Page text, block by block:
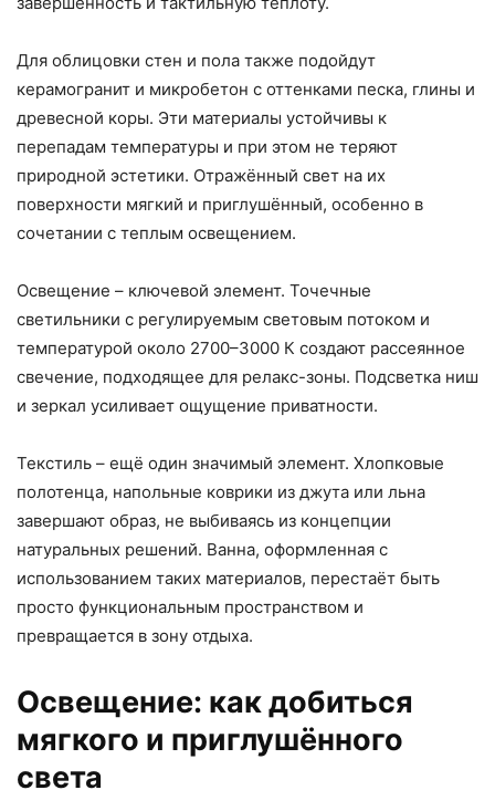
Для облицовки стен и пола также подойдут
керамогранит и микробетон с оттенками песка, глины и
древесной коры. Эти материалы устойчивы к
перепадам температуры и при этом не теряют
природной эстетики. Отражённый свет на их
поверхности мягкий и приглушённый, особенно в
сочетании с теплым освещением.
Освещение – ключевой элемент. Точечные
светильники с регулируемым световым потоком и
температурой около 2700–3000 К создают рассеянное
свечение, подходящее для релакс-зоны. Подсветка ниш
и зеркал усиливает ощущение приватности.
Текстиль – ещё один значимый элемент. Хлопковые
полотенца, напольные коврики из джута или льна
завершают образ, не выбиваясь из концепции
натуральных решений. Ванна, оформленная с
использованием таких материалов, перестаёт быть
просто функциональным пространством и
превращается в зону отдыха.
Освещение: как добиться
мягкого и приглушённого
света